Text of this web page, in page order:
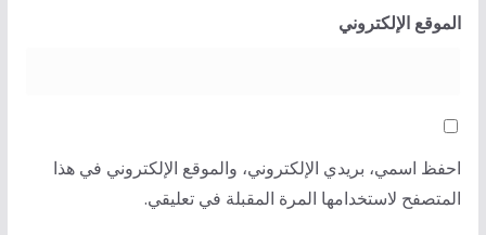
الموقع الإلكتروني
احفظ اسمي، بريدي الإلكتروني، والموقع الإلكتروني في هذا
المتصفح لاستخدامها المرة المقبلة في تعليقي.